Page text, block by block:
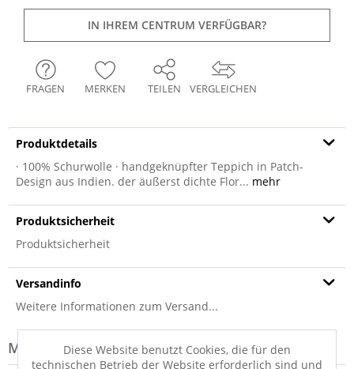
IN IHREM CENTRUM VERFÜGBAR?
VERGLEICHEN
FRAGEN MERKEN TEILEN
Produktdetails
· 100% Schurwolle · handgeknüpfter Teppich in Patch-
Design aus Indien. der äußerst dichte Flor... mehr
Produktsicherheit
Produktsicherheit
Versandinfo
Weitere Informationen zum Versand...
Modell-Familie: PATCH
Diese Website benutzt Cookies, die für den
technischen Betrieb der Website erforderlich sind und